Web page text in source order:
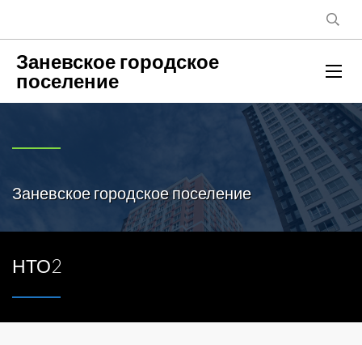
Заневское городское
поселение
Заневское городское поселение
НТО2